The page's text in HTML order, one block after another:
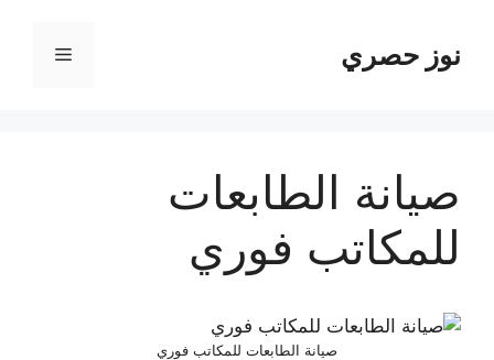
المحتوىنوز حصري القائمة
صيانة الطابعات
للمكاتب فوري
صيانة الطابعات للمكاتب فوري